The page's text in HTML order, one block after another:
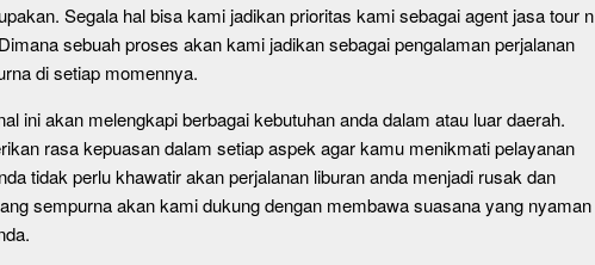
Segala hal bisa kami jadikan prioritas kami sebagai agent jasa tour n
sebuah proses akan kami jadikan sebagai pengalaman perjalanan
di setiap momennya.
ini akan melengkapi berbagai kebutuhan anda dalam atau luar daerah.
rasa kepuasan dalam setiap aspek agar kamu menikmati pelayanan
tidak perlu khawatir akan perjalanan liburan anda menjadi rusak dan
sempurna akan kami dukung dengan membawa suasana yang nyaman